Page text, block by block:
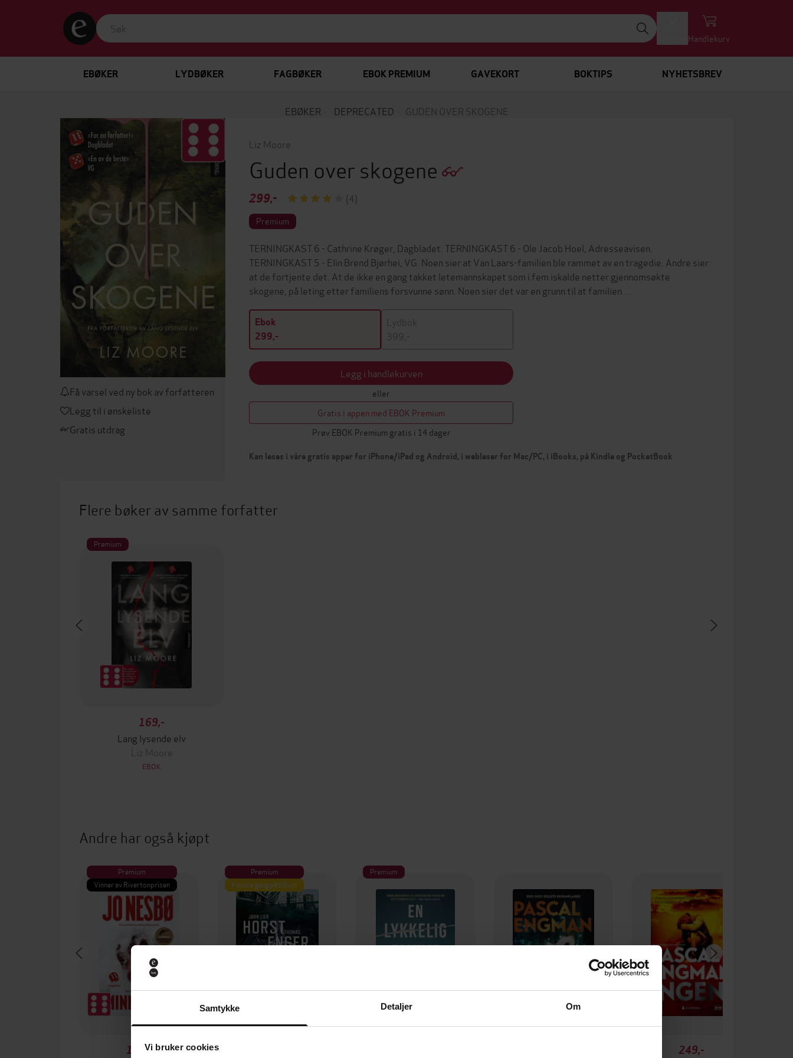
Samtykke Detaljer Om
Vi bruker cookies
Handlekurv
EBØKER LYDBØKER FAGBØKER EBOK PREMIUM GAVEKORT BOKTIPS NYHETSBREV
EBØKER DEPRECATED GUDEN OVER SKOGENE
Få varsel ved ny bok av forfatteren
Legg til i ønskeliste
Gratis utdrag
Liz Moore
Guden over skogene
299,- (4)
Premium
TERNINGKAST 6 - Cathrine Krøger, Dagbladet. TERNINGKAST 6 - Ole Jacob Hoel, Adresseavisen.
TERNINGKAST 5 - Elin Brend Bjørhei, VG. Noen sier at Van Laars-familien ble rammet av en tragedie. Andre sier
at de fortjente det. At de ikke en gang takket letemannskapet som i fem iskalde netter gjennomsøkte
skogene, på leting etter familiens forsvunne sønn. Noen sier det var en grunn til at familien …
Ebok
299,-
Lydbok
399,-
Legg i handlekurven
eller
Gratis i appen med EBOK Premium
Prøv EBOK Premium gratis i 14 dager
Kan leses i våre gratis apper for iPhone/iPad og Android, i webleser for Mac/PC, i iBooks, på Kindle og PocketBook
Flere bøker av samme forfatter
Premium
169,-
Lang lysende elv
Liz Moore
EBOK
Andre har også kjøpt
Premium
Vinner av Rivertonprisen
199,-
Premium
Første gang på tilbud
Premium
249,-